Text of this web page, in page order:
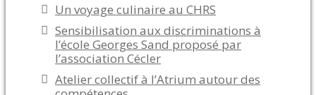
Un voyage culinaire au CHRS
Sensibilisation aux discriminations à
l’école Georges Sand proposé par
l’association Cécler
Atelier collectif à l’Atrium autour des